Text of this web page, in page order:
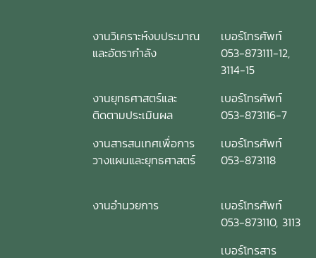
งานวิเคราะห์งบประมาณ
และอัตรากำลัง
เบอร์โทรศัพท์
053-873111-12,
3114-15
งานยุทธศาสตร์และ
ติดตามประเมินผล
เบอร์โทรศัพท์
053-873116-7
งานสารสนเทศเพื่อการ
วางแผนและยุทธศาสตร์
เบอร์โทรศัพท์
053-873118
งานอำนวยการ
เบอร์โทรศัพท์
053-873110, 3113
เบอร์โทรสาร